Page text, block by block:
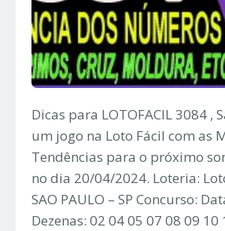
Dicas para LOTOFACIL 3084 ,
um jogo na Loto Fácil com as
Tendências para o próximo
no dia 20/04/2024. Loteria:
SAO PAULO – SP Concurso:
Dezenas: 02 04 05 07 08 09 10